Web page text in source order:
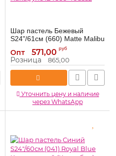
Шар пастель Бежевый
S24"/61см (660) Matte Malibu
Peach 3шт/уп (Колумбия)
макарунс 124660 408552
Артикул: 408552
Опт 571,00 руб
Розница 865,00
Уточнить цену и наличие
через WhatsApp